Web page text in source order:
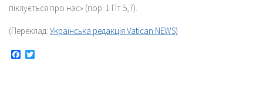
піклується про нас» (пор. 1 Пт 5,7).
(Переклад: Українська редакція Vatican NEWS)
Facebook